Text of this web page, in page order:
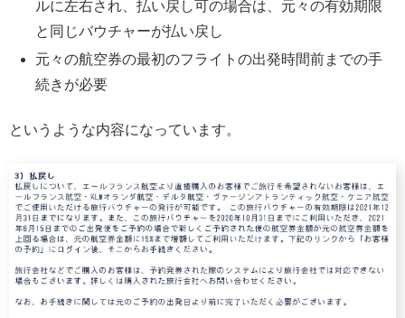
ルに左右され、払い戻し可の場合は、元々の有効期限
と同じバウチャーが払い戻し
元々の航空券の最初のフライトの出発時間前までの手
続きが必要
というような内容になっています。